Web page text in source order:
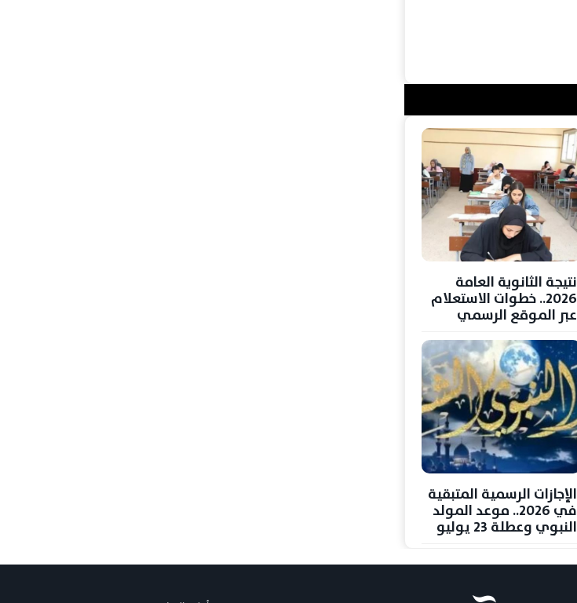
نتيجة الثانوية العامة
2026.. خطوات الاستعلام
عبر الموقع الرسمي
الإجازات الرسمية المتبقية
في 2026.. موعد المولد
النبوي وعطلة 23 يوليو